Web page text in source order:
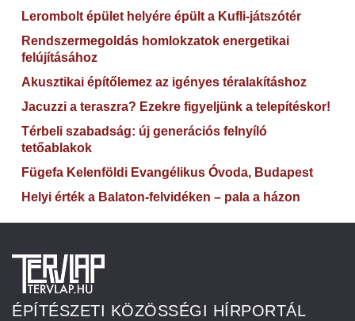
Lerombolt épület helyére épült a Kufli-játszótér
Rendszermegoldás homlokzatok energetikai
felújításához
Akusztikai építőlemez az igényes téralakításhoz
Jacuzzi a teraszra? Ezekre figyeljünk a telepítéskor!
Térbeli szabadság: új generációs felnyíló
tetőablakok
Fügefa Kelenföldi Evangélikus Óvoda, Budapest
Helyi érték a Balaton-felvidéken – pala a házon
ÉPÍTÉSZETI KÖZÖSSÉGI HÍRPORTÁL